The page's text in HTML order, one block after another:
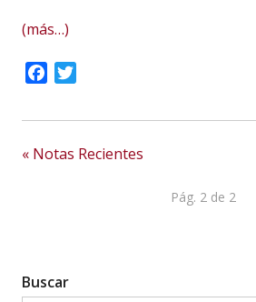
(más…)
Facebook
« Notas Recientes
Pág. 2 de 2
Buscar